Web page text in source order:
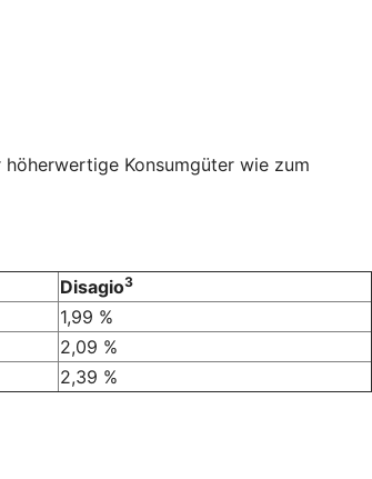
Konsumgüter wie zum
Disagio3
1,99 %
2,09 %
2,39 %